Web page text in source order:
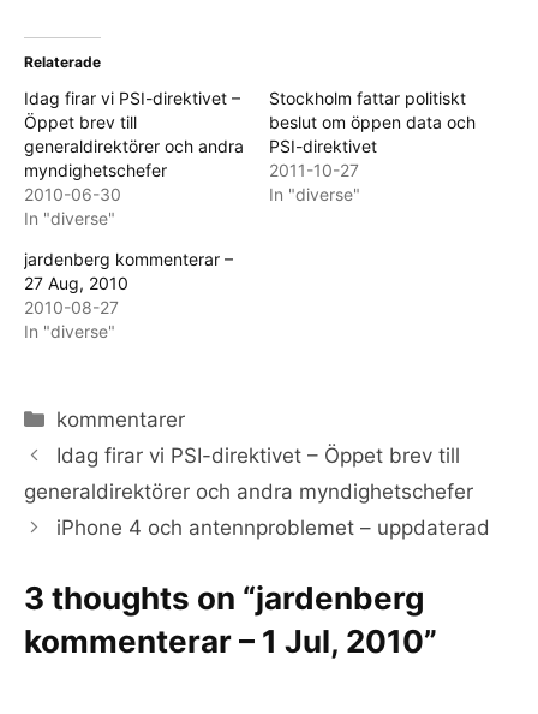
Relaterade
Idag firar vi PSI-direktivet –
Öppet brev till
generaldirektörer och andra
myndighetschefer
2010-06-30
In "diverse"
Stockholm fattar politiskt
beslut om öppen data och
PSI-direktivet
2011-10-27
In "diverse"
jardenberg kommenterar –
27 Aug, 2010
2010-08-27
In "diverse"
Categories
kommentarer
Idag firar vi PSI-direktivet – Öppet brev till
generaldirektörer och andra myndighetschefer
iPhone 4 och antennproblemet – uppdaterad
3 thoughts on “jardenberg
kommenterar – 1 Jul, 2010”